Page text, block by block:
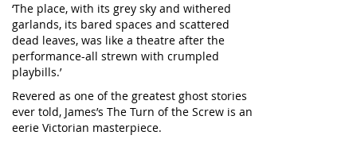
‘The place, with its grey sky and withered
garlands, its bared spaces and scattered
dead leaves, was like a theatre after the
performance-all strewn with crumpled
playbills.’
Revered as one of the greatest ghost stories
ever told, James’s The Turn of the Screw is an
eerie Victorian masterpiece.